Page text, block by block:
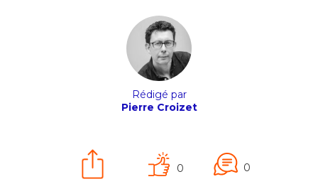
Rédigé par
Pierre Croizet
0 0